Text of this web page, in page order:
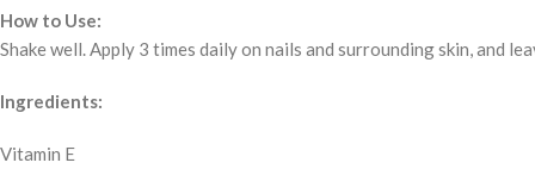
How to Use:
Shake well. Apply 3 times daily on nails and surrounding skin, and
Ingredients:
Vitamin E